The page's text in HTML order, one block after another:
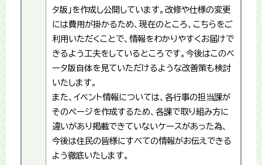
タ版」を作成し公開しています。改修や仕様の変更
には費用が掛かるため、現在のところ、こちらをご
利用いただくことで、情報をわかりやすくお届けで
きるよう工夫をしているところです。今後はこのベ
ータ版自体を見ていただけるような改善策も検討
いたします。
また、イベント情報については、各行事の担当課が
そのページを作成するため、各課で取り組み方に
違いがあり掲載できていないケースがあった為、
今後は住民の皆様にすべての情報がお伝えできる
よう徹底いたします。